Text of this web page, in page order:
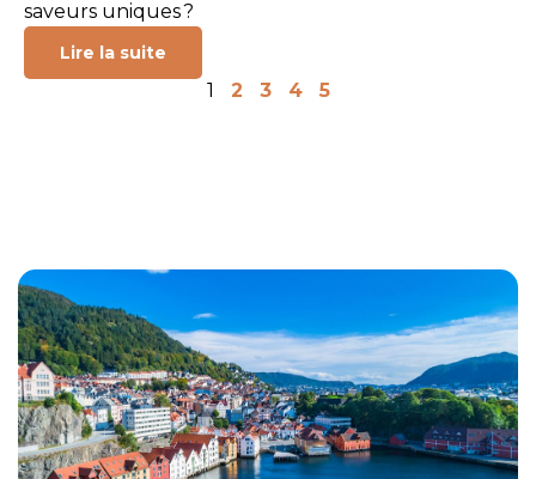
saveurs uniques ?
Lire la suite
1 2 3 4 5